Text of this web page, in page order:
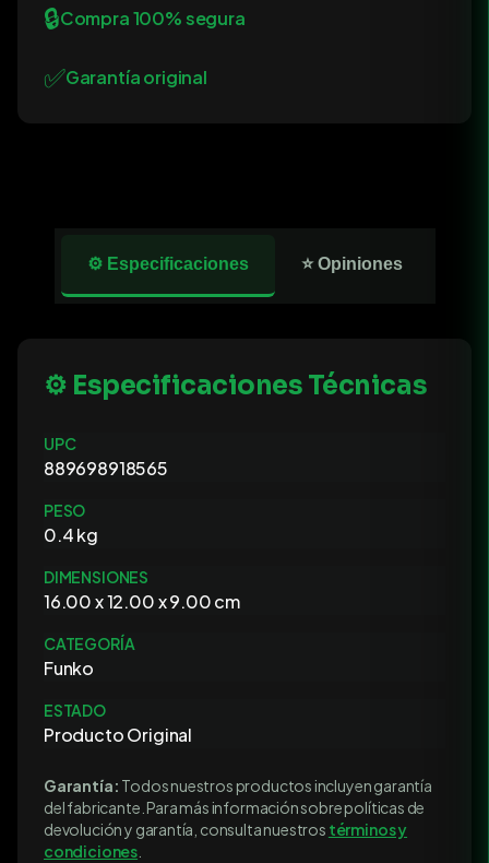
🔒Compra 100% segura
✅Garantía original
⚙️ Especificaciones ⭐ Opiniones
⚙️ Especificaciones Técnicas
UPC
889698918565
PESO
0.4 kg
DIMENSIONES
16.00 x 12.00 x 9.00 cm
CATEGORÍA
Funko
ESTADO
Producto Original
Garantía: Todos nuestros productos incluyen garantía
del fabricante. Para más información sobre políticas de
devolución y garantía, consulta nuestros términos y
condiciones